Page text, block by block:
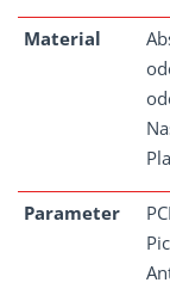
Material
Parameter